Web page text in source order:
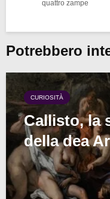
quattro zampe
Potrebbero
CURIOSITÀ
Callisto, la
della dea